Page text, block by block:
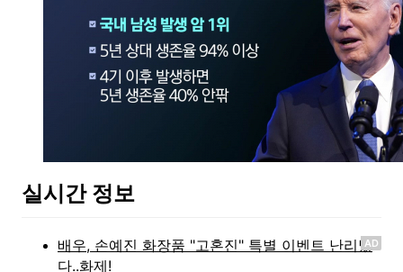
실시간 정보
AD